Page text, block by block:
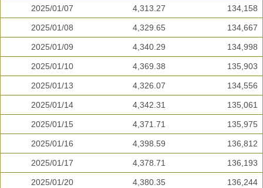
2025/01/07 4,313.27 134,158
2025/01/08 4,329.65 134,667
2025/01/09 4,340.29 134,998
2025/01/10 4,369.38 135,903
2025/01/13 4,326.07 134,556
2025/01/14 4,342.31 135,061
2025/01/15 4,371.71 135,975
2025/01/16 4,398.59 136,812
2025/01/17 4,378.71 136,193
2025/01/20 4,380.35 136,244